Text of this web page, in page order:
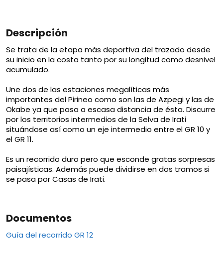
Descripción
Se trata de la etapa más deportiva del trazado desde
su inicio en la costa tanto por su longitud como desnivel
acumulado.
Une dos de las estaciones megalíticas más
importantes del Pirineo como son las de Azpegi y las de
Okabe ya que pasa a escasa distancia de ésta. Discurre
por los territorios intermedios de la Selva de Irati
situándose así como un eje intermedio entre el GR 10 y
el GR 11.
Es un recorrido duro pero que esconde gratas sorpresas
paisajísticas. Además puede dividirse en dos tramos si
se pasa por Casas de Irati.
Documentos
Guía del recorrido GR 12